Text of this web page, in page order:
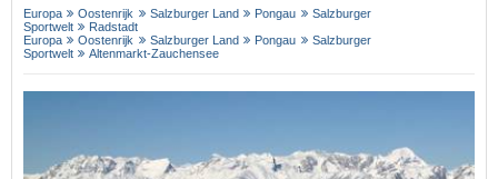
Europa Oostenrijk Salzburger Land Pongau
Salzburger
Sportwelt
Radstadt
Europa
Oostenrijk Salzburger Land Pongau
Salzburger
Sportwelt
Altenmarkt-Zauchensee